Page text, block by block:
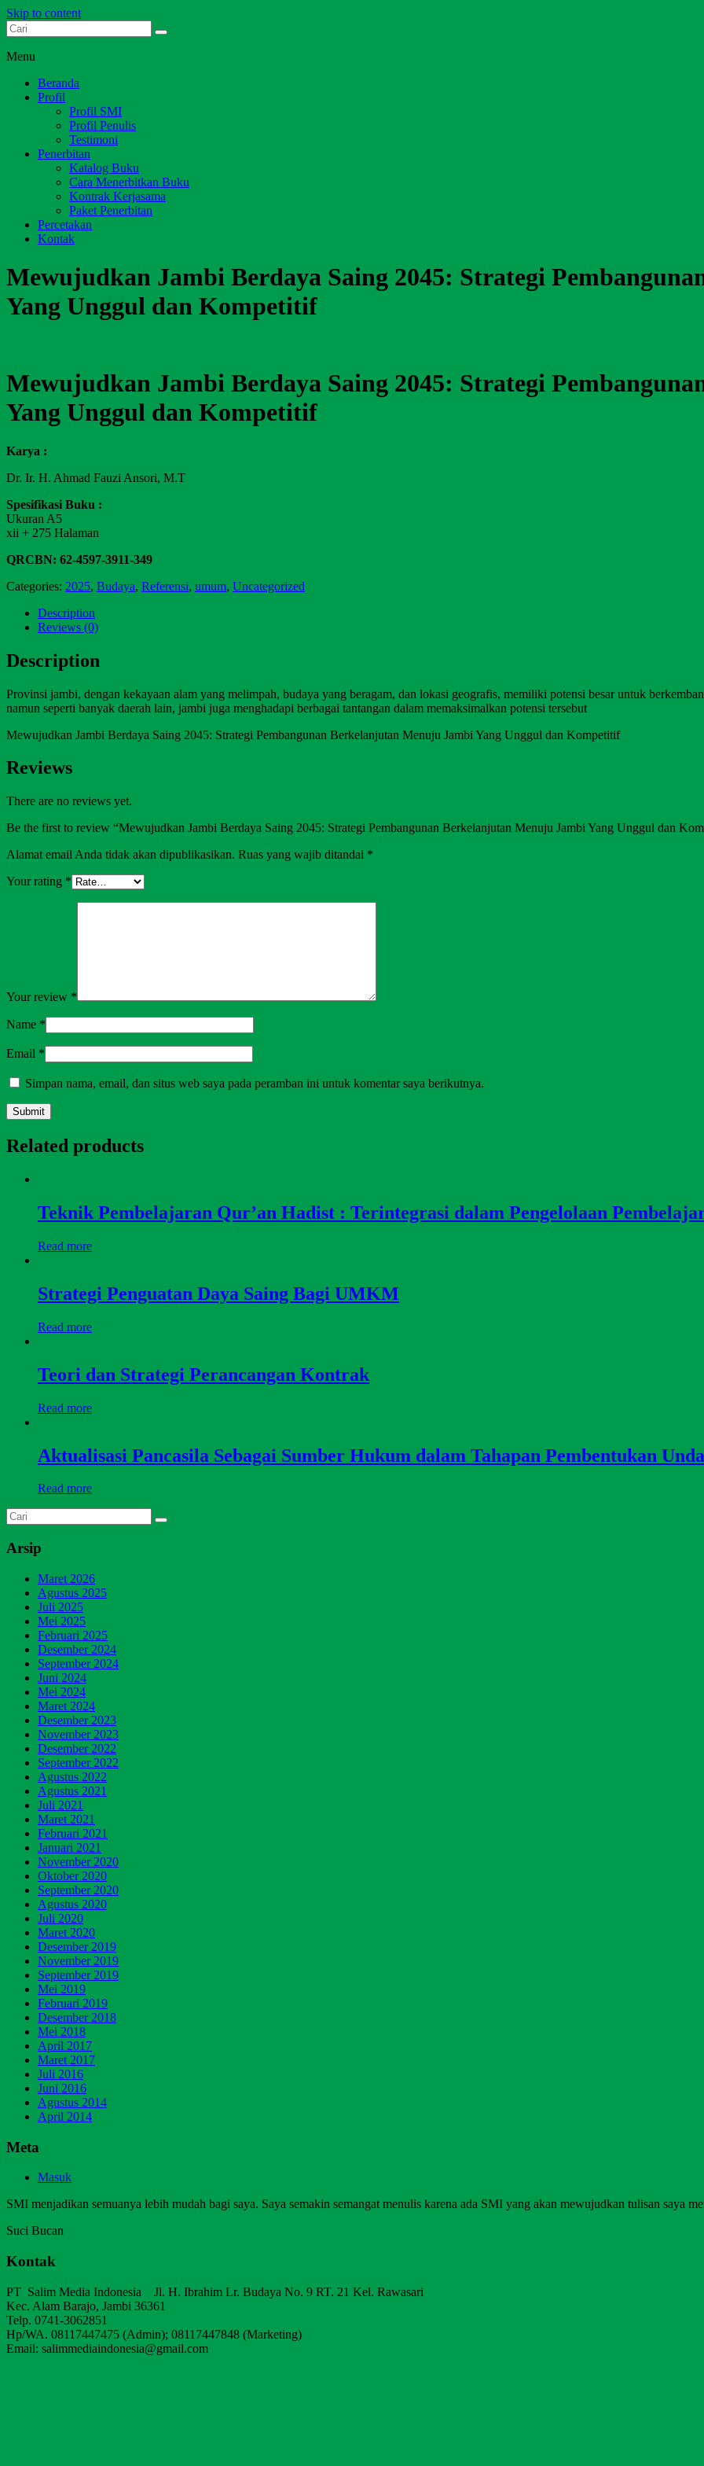
Skip to content
Dari Jambi untuk Indonesia
Menu
Beranda
Profil
Profil SMI
Profil Penulis
Testimoni
Penerbitan
Katalog Buku
Cara Menerbitkan Buku
Kontrak Kerjasama
Paket Penerbitan
Percetakan
Kontak
Mewujudkan Jambi Berdaya Saing 2045: Strategi
Yang Unggul dan Kompetitif
Mewujudkan Jambi Berdaya Saing 2045: Strategi
Yang Unggul dan Kompetitif
Karya :
Dr. Ir. H. Ahmad Fauzi Ansori, M.T
Spesifikasi Buku :
Ukuran A5
xii + 275 Halaman
QRCBN: 62-4597-3911-349
Categories: 2025, Budaya, Referensi, umum, Uncategorized
Description
Reviews (0)
Description
Provinsi jambi, dengan kekayaan alam yang melimpah, budaya yang beragam, dan lokasi geografis, memiliki potensi besar untuk
namun seperti banyak daerah lain, jambi juga menghadapi berbagai tantangan dalam memaksimalkan potensi tersebut
Mewujudkan Jambi Berdaya Saing 2045: Strategi Pembangunan Berkelanjutan Menuju Jambi Yang Unggul dan Kompetitif
Reviews
There are no reviews yet.
Be the first to review “Mewujudkan Jambi Berdaya Saing 2045: Strategi Pembangunan Berkelanjutan Menuju Jambi Yang Unggul dan
Alamat email Anda tidak akan dipublikasikan. Ruas yang wajib ditandai *
Your rating *
Your review *
Name *
Email *
Simpan nama, email, dan situs web saya pada peramban ini untuk komentar saya berikutnya.
Related products
Teknik Pembelajaran Qur’an Hadist : Terintegrasi dalam Pengelolaan
Read more
Strategi Penguatan Daya Saing Bagi UMKM
Read more
Teori dan Strategi Perancangan Kontrak
Read more
Aktualisasi Pancasila Sebagai Sumber Hukum dalam Tahapan Pembentukan
Read more
Arsip
Maret 2026
Agustus 2025
Juli 2025
Mei 2025
Februari 2025
Desember 2024
September 2024
Juni 2024
Mei 2024
Maret 2024
Desember 2023
November 2023
Desember 2022
September 2022
Agustus 2022
Agustus 2021
Juli 2021
Maret 2021
Februari 2021
Januari 2021
November 2020
Oktober 2020
September 2020
Agustus 2020
Juli 2020
Maret 2020
Desember 2019
November 2019
September 2019
Mei 2019
Februari 2019
Desember 2018
Mei 2018
April 2017
Maret 2017
Juli 2016
Juni 2016
Agustus 2014
April 2014
Meta
Masuk
SMI menjadikan semuanya lebih mudah bagi saya. Saya semakin semangat menulis karena ada SMI yang akan mewujudkan tulisan saya
Suci Bucan
Kontak
PT Salim Media Indonesia Jl. H. Ibrahim Lr. Budaya No. 9 RT. 21 Kel. Rawasari
Kec. Alam Barajo, Jambi 36361
Telp. 0741-3062851
Hp/WA. 08117447475 (Admin); 08117447848 (Marketing)
Email: salimmediaindonesia@gmail.com